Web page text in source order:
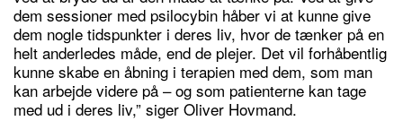
dem sessioner med psilocybin håber vi at kunne give
dem nogle tidspunkter i deres liv, hvor de tænker på en
helt anderledes måde, end de plejer. Det vil forhåbentlig
kunne skabe en åbning i terapien med dem, som man
kan arbejde videre på – og som patienterne kan tage
med ud i deres liv,” siger Oliver Hovmand.